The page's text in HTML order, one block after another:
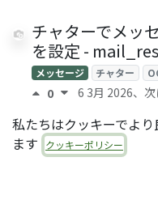
チャターでメッ
を設定 -
メッセージ チャター
0 6 3月 2026、
チャターでのメ
私たちはクッキーでよ
ます
クッキーポリシー